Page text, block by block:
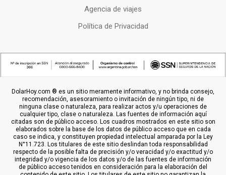
Agencia de viajes
Política de Privacidad
DolarHoy.com ® es un sitio meramente informativo, y no brinda consejo,
recomendación, asesoramiento o invitación de ningún tipo, ni de
ninguna clase o naturaleza, para realizar actos y/u operaciones de
cualquier tipo, clase o naturaleza. Las fuentes de información aquí
citadas son de público acceso. Los cuadros mostrados en este sitio son
elaborados sobre la base de los datos de público acceso que en cada
caso se indica, y constituyen propiedad intelectual amparada por la Ley
N°11.723. Los titulares de este sitio deslindan toda responsabilidad
respecto de la posible falta de precisión y/o veracidad y/o exactitud y/o
integridad y/o vigencia de los datos y/o de las fuentes de información
de público acceso tenidos en consideración para la elaboración del